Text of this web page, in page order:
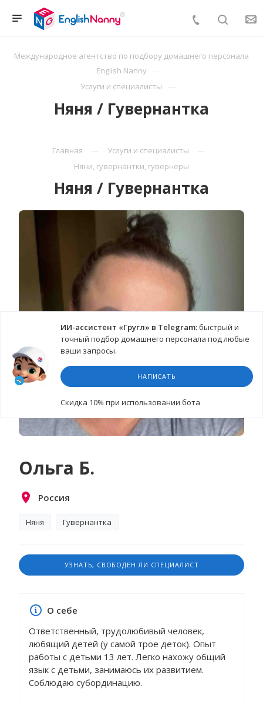
Международное агентство по подбору домашнего персонала
English Nanny
Услуги и специалисты
Няня / Гувернантка
Главная
Услуги и специалисты
Няни, гувернантки, гувернеры
Няня / Гувернантка
ИИ-ассистент «Гругл» в Telegram:быстрый и
точный подбор домашнего персонала под любые
ваши запросы.
НАПИСАТЬ
Cкидка 10% при использовании бота
Ольга Б.
Россия
Няня Гувернантка
УЗНАТЬ, СВОБОДЕН ЛИ СПЕЦИАЛИСТ
О себе
Ответственный, трудолюбивый человек,
любящий детей (у самой трое деток). Опыт
работы с детьми 13 лет. Легко нахожу общий
язык с детьми, занимаюсь их развитием.
Соблюдаю субординацию.